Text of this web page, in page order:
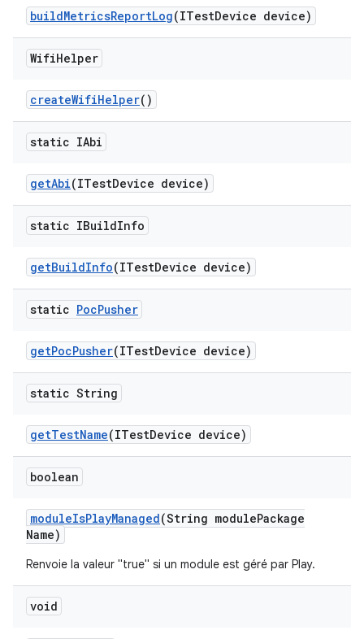
buildMetricsReportLog(ITestDevice device)
WifiHelper
createWifiHelper()
static IAbi
getAbi(ITestDevice device)
static IBuildInfo
getBuildInfo(ITestDevice device)
static PocPusher
getPocPusher(ITestDevice device)
static String
getTestName(ITestDevice device)
boolean
moduleIsPlayManaged(String modulePackage
Name)
Renvoie la valeur "true" si un module est géré par Play.
void